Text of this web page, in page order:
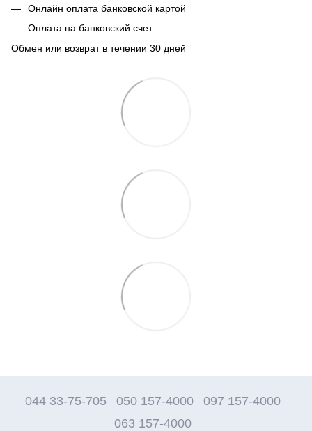
Онлайн оплата банковской картой
Оплата на банковский счет
Обмен или возврат в течении 30 дней
044 33-75-705 050 157-4000
097 157-4000
063 157-4000